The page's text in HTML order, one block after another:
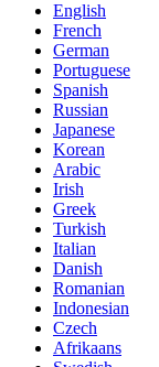
English
French
German
Portuguese
Spanish
Russian
Japanese
Korean
Arabic
Irish
Greek
Turkish
Italian
Danish
Romanian
Indonesian
Czech
Afrikaans